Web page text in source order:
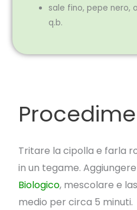
sale fino, pepe nero,
q.b.
Tritare la cipolla e farla
in un tegame.
Biologico, mescolare e
medio per circa 5 minuti.